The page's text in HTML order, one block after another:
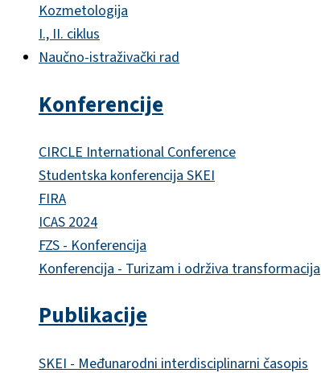
Kozmetologija
I., II. ciklus
Naučno-istraživački rad
Konferencije
CIRCLE International Conference
Studentska konferencija SKEI
FIRA
ICAS 2024
FZS - Konferencija
Konferencija - Turizam i održiva transformacija
Publikacije
SKEI - Međunarodni interdisciplinarni časopis